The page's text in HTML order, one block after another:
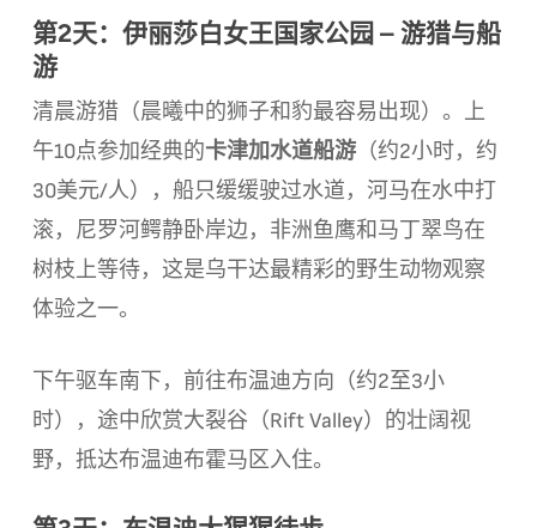
第2天：伊丽莎白女王国家公园 – 游猎与船
游
清晨游猎（晨曦中的狮子和豹最容易出现）。上
午10点参加经典的卡津加水道船游（约2小时，约
30美元/人），船只缓缓驶过水道，河马在水中打
滚，尼罗河鳄静卧岸边，非洲鱼鹰和马丁翠鸟在
树枝上等待，这是乌干达最精彩的野生动物观察
体验之一。
下午驱车南下，前往布温迪方向（约2至3小
时），途中欣赏大裂谷（Rift Valley）的壮阔视
野，抵达布温迪布霍马区入住。